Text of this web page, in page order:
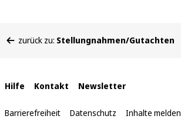
befinden
zurück zu: Stellungnahmen/Gutachten
Interne
Links
Hilfe Kontakt Newsletter
Barrierefreiheit Datenschutz Inhalte melden